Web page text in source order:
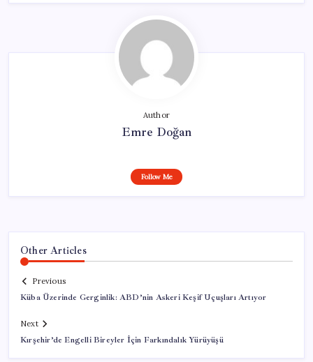
Author
Emre Doğan
Follow Me
Other Articles
Previous
Küba Üzerinde Gerginlik: ABD’nin Askeri Keşif Uçuşları Artıyor
Next
Kırşehir’de Engelli Bireyler İçin Farkındalık Yürüyüşü